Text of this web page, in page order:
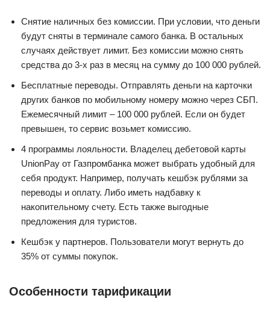
Снятие наличных без комиссии. При условии, что деньги
будут сняты в терминале самого банка. В остальных
случаях действует лимит. Без комиссии можно снять
средства до 3-х раз в месяц на сумму до 100 000 рублей.
Бесплатные переводы. Отправлять деньги на карточки
других банков по мобильному номеру можно через СБП.
Ежемесячный лимит – 100 000 рублей. Если он будет
превышен, то сервис возьмет комиссию.
4 программы лояльности. Владелец дебетовой карты
UnionPay от Газпромбанка может выбрать удобный для
себя продукт. Например, получать кешбэк рублями за
переводы и оплату. Либо иметь надбавку к
накопительному счету. Есть также выгодные
предложения для туристов.
Кешбэк у партнеров. Пользователи могут вернуть до
35% от суммы покупок.
Особенности тарификации